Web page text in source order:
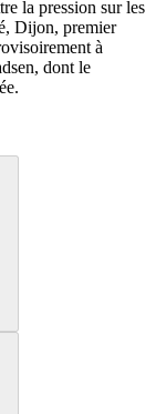
la pression sur les
Dijon, premier
à
dont le